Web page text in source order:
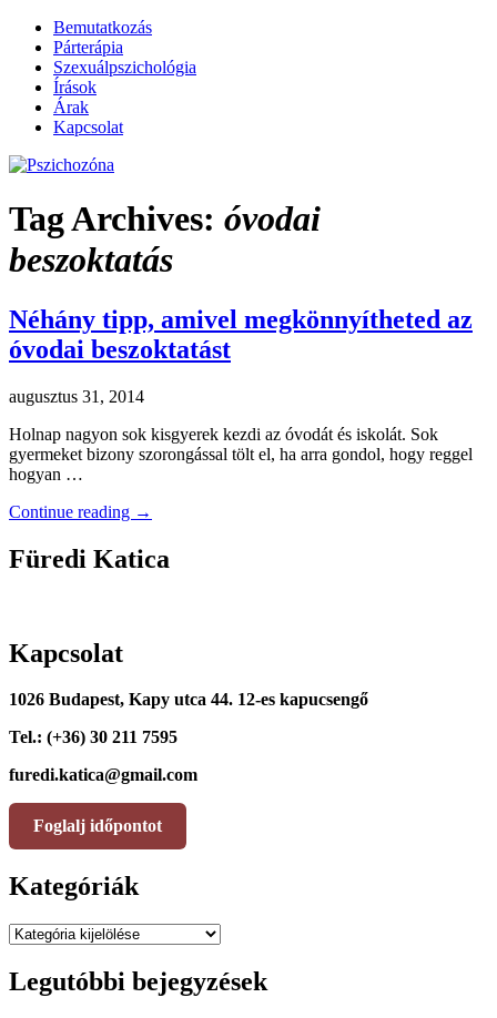
Bemutatkozás
Párterápia
Szexuálpszichológia
Írások
Árak
Kapcsolat
Pszichozóna
párterapeuta honlapja
Tag Archives: óvodai
beszoktatás
Néhány tipp, amivel megkönnyítheted az
óvodai beszoktatást
augusztus 31, 2014
Holnap nagyon sok kisgyerek kezdi az óvodát és iskolát. Sok
gyermeket bizony szorongással tölt el, ha arra gondol, hogy reggel
hogyan …
Continue reading →
Füredi Katica
Kapcsolat
1026 Budapest, Kapy utca 44. 12-es kapucsengő
Tel.: (+36) 30 211 7595
furedi.katica@gmail.com
Foglalj időpontot
Kategóriák
Kategóriák
Legutóbbi bejegyzések